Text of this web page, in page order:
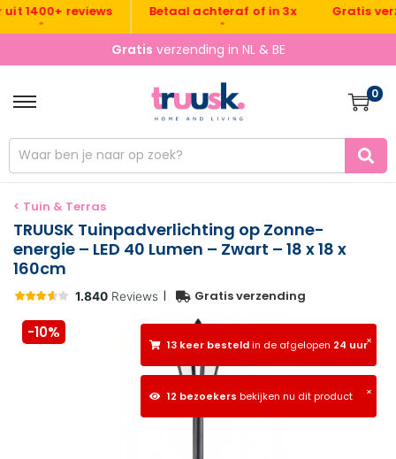
reviews Betaal achteraf of in 3x Gratis
Gratis verzending in NL & BE
0
< Tuin & Terras
TRUUSK Tuinpadverlichting op Zonne-
energie – LED 40 Lumen – Zwart – 18 x 18 x
160cm
| Gratis verzending
×
13 keer besteldin de afgelopen 24 uur
×
12 bezoekers bekijken nu dit product
-10%